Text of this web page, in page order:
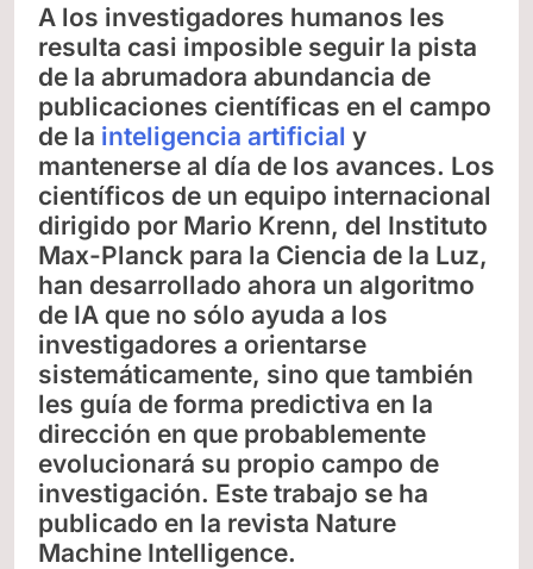
A los investigadores humanos les
resulta casi imposible seguir la pista
de la abrumadora abundancia de
publicaciones científicas en el campo
de la inteligencia artificial y
mantenerse al día de los avances. Los
científicos de un equipo internacional
dirigido por Mario Krenn, del Instituto
Max-Planck para la Ciencia de la Luz,
han desarrollado ahora un algoritmo
de IA que no sólo ayuda a los
investigadores a orientarse
sistemáticamente, sino que también
les guía de forma predictiva en la
dirección en que probablemente
evolucionará su propio campo de
investigación. Este trabajo se ha
publicado en la revista Nature
Machine Intelligence.